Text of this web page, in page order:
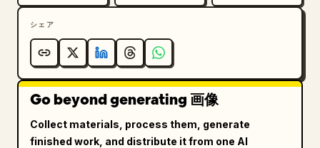
シェア
Go beyond generating 画像
Collect materials, process them, generate
finished work, and distribute it from one AI